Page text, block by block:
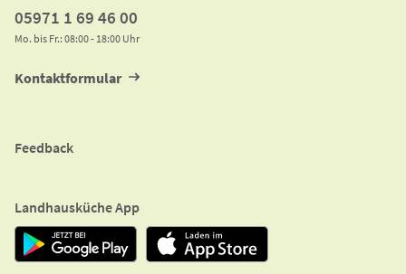
05971 1 69 46 00
Mo. bis Fr.: 08:00 - 18:00 Uhr
Kontaktformular
Feedback
Landhausküche App